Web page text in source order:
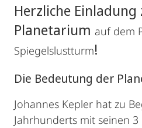
Herzliche
Planetarium auf dem
Spiegelslustturm!
Die Bedeutung der
Johannes Kepler hat zu
Jahrhunderts mit seinen 3